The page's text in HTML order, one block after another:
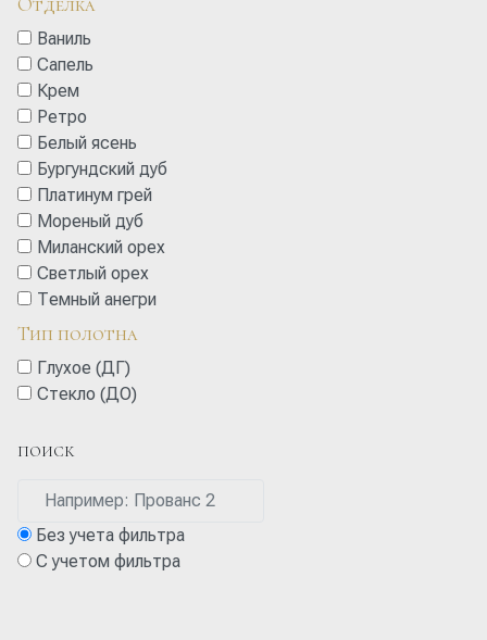
Ваниль
Сапель
Крем
Ретро
Белый ясень
Бургундский дуб
Платинум грей
Мореный дуб
Миланский орех
Cветлый орех
Темный анегри
Тип полотна
Глухое (ДГ)
Стекло (ДО)
ПОИСК
Без учета фильтра
С учетом фильтра